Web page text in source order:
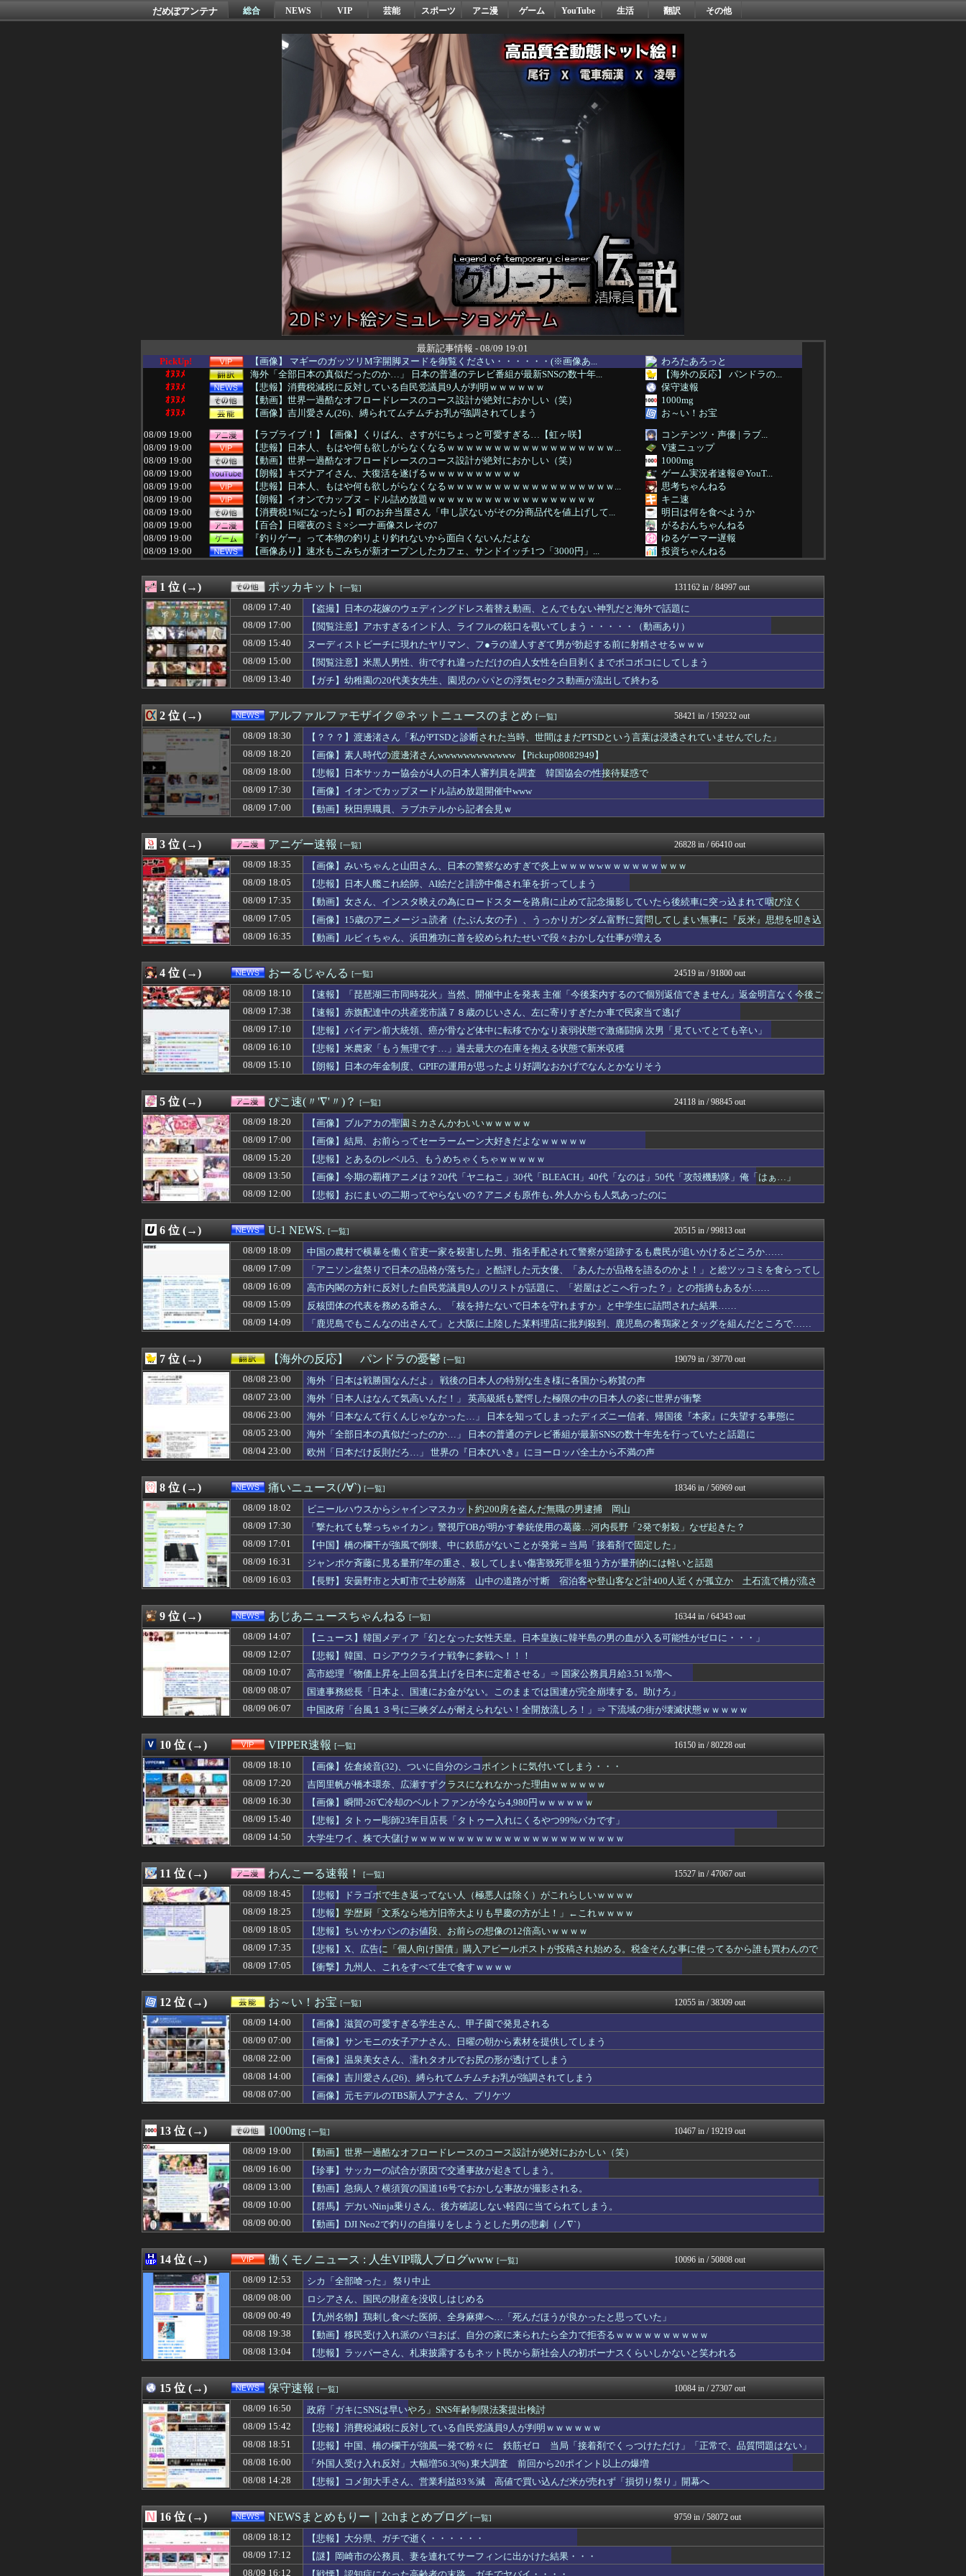
だめぽアンテナ 総合 NEWS VIP 芸能 スポーツ アニ漫 ゲーム YouTube 生活 翻訳 その他
最新記事情報 - 08/09 19:01
PickUp!
【画像】 マギーのガッツリM字開脚ヌードを御覧ください・・・・・・(※画像あ...
わろたあろっと
ｵﾇﾇﾒ
海外「全部日本の真似だったのか…」 日本の普通のテレビ番組が最新SNSの数十年...
【海外の反応】 パンドラの...
ｵﾇﾇﾒ
【悲報】消費税減税に反対している自民党議員9人が判明ｗｗｗｗｗｗ
保守速報
ｵﾇﾇﾒ
【動画】世界一過酷なオフロードレースのコース設計が絶対におかしい（笑）
1000mg
ｵﾇﾇﾒ
【画像】吉川愛さん(26)、縛られてムチムチお乳が強調されてしまう
お～い！お宝
08/09 19:00
【ラブライブ！】【画像】くりぱん、さすがにちょっと可愛すぎる…【虹ヶ咲】
コンテンツ・声優 | ラブ...
08/09 19:00
【悲報】日本人、もはや何も欲しがらなくなるｗｗｗｗｗｗｗｗｗｗｗｗｗｗｗｗｗｗ...
V速ニュップ
08/09 19:00
【動画】世界一過酷なオフロードレースのコース設計が絶対におかしい（笑）
1000mg
08/09 19:00
【朗報】キズナアイさん、大復活を遂げるｗｗｗｗｗｗｗｗｗｗ
ゲーム実況者速報＠YouT...
08/09 19:00
【悲報】日本人、もはや何も欲しがらなくなるｗｗｗｗｗｗｗｗｗｗｗｗｗｗｗｗｗｗ...
思考ちゃんねる
08/09 19:00
【朗報】イオンでカップヌ－ドル詰め放題ｗｗｗｗｗｗｗｗｗｗｗｗｗｗｗｗｗｗ
キニ速
08/09 19:00
【消費税1%になったら】町のお弁当屋さん「申し訳ないがその分商品代を値上げして...
明日は何を食べようか
08/09 19:00
【百合】日曜夜のミミ×シーナ画像スレその7
がるおんちゃんねる
08/09 19:00
『釣りゲー』って本物の釣りより釣れないから面白くないんだよな
ゆるゲーマー遅報
08/09 19:00
【画像あり】速水もこみちが新オープンしたカフェ、サンドイッチ1つ「3000円」...
投資ちゃんねる
08/09 19:00
旦那の精神が子供に近いことに気づいた。おじゃる丸を見て大爆笑してた
かぞくちゃんねる
08/09 19:00
クソ男「専業主婦は昼間寝てられていいよなぁ。俺なんか忙しくて寝る暇ねーもん。ど...
すまいる(^-^)ぶろぐ
08/09 19:00
【台湾】長崎式典の参加者格下げ 席が「使節団区域外」と抗議 「中国に追従...
みそパンNEWS
08/09 19:00
絵師「このイラストを描く過程をタイムラプスで動画にしました！」→とんでもないも...
オレ的ゲーム速報＠刃
08/09 18:59
【悲報】ファン付き作業着使用男性、熱中症で死亡 スポーツドリンクやゼリー飲料持...
かせまと！
08/09 18:57
【巨乳画像】日本一告白された黒嵜菜々子、おっぱい水着グラビアがエッチすぎるww...
もきゅ速(*´ω`*)人(...
08/09 18:57
なぜフランス人はこれほど日本が好きなのか？…中国ネット「中国と北朝鮮を除いて日...
軍事・ミリタリー速報☆彡
08/09 18:56
世界の繊維印刷・染色用添加剤市場、2032年には60億米ドル規模へ拡大予測 &...
ファ板速報
08/09 18:56
株式会社UnReactがShopify向けECアプリ「UR:Compare＆S...
08/09 18:55
所得連動給付、公金受取口座登録者の申請不要…自治体の事務負担軽減へ 法整備検討...
国難にあってもの申す！！
08/09 18:50
テスラ、26年中に日本の納車拠点を6割増 販売急増による混乱収拾へ
ゆめ痛 -自動車まとめブロ...
08/09 18:50
自転車屋でボッタクられた
思考ちゃんねる
08/09 18:49
【画像】MEGUMI(42)の爆乳、健在だったｗｗｗｗｗｗｗｗｗ
なんJミュージアム
08/09 18:48
【悲報】Steamさん「オススメできません(300時間プレイ済)」←こういうレ...
08/09 18:47
Twitterにいる「サブカルなんでも雑語りおじさん」の正体ｗｗｗｗｗｗｗｗ
08/09 18:45
【画像】咲-Saki-、もうめちゃくちゃ
VIPワイドガイド
08/09 18:45
自転車屋でボッタクられた
V速ニュップ
08/09 18:45
【画像】咲-Saki-、もうめちゃくちゃ
08/09 18:43
【悲報】ショートスリーパー堀、誹謗中傷を受けて突然泣き出すｗｗｗｗｗｗｗｗ
なんJ PRIDE
08/09 18:42
【朗報】X、既存の収益化プログラムを終了 インプレゾンビ死滅か
ゴールデンタイムズ
08/09 18:41
【画像】速水もこみちが新オープンしたカフェ、サンドイッチ1つ3000円wwww...
アナ速‐女子アナ画像速報
08/09 18:41
Amazon、楽天で見つけた特価品あれこれ
かせまと！
08/09 18:40
久しぶりに見た！相変わらず凄い針金アート！！！【乃木坂46】
08/09 18:40
【男と女】同棲してる彼氏に「生理用品をトイレに置くのやめてほしい。友達が遊びに...
結婚・恋愛ニュースぷらす
08/09 18:40
【画像】マツダが黒字転換！！CX-5がバカ売れｗｗｗｗｗｗ
スコールちゃんねる｜２ちゃ...
08/09 18:40
長崎市平和祈念式典で台湾駐日代表を冷遇「核兵器開発計画を拡張している中国の意向...
にゅーすアルー！
08/09 18:39
【悲報】ワイの元カノ、風俗で見つかる。。
うしみつ-5chまとめ-
08/09 18:35
【画像】芋臭い田舎”JK”が垢抜けた結果、一同驚愕ｗｗｗｗｗｗｗｗｗｗｗｗ
不思議.net - 5ch...
08/09 18:35
【画像】みいちゃんと山田さん、日本の警察なめすぎで炎上ｗｗｗｗwｗｗｗｗｗｗｗ...
アニゲー速報
08/09 18:34
【画像】アメリカ人はこういうケツの女がモテモテらしいwwwwwww
筋肉速報
08/09 18:33
女だけどバイト先でいじめられてて辛い
ふぇー速
例の「琵琶湖三市同時花火」新展開
かせまと！
08/09 18:33
事務のシングルマザー(34)「ホテル行こ♡♡」→性欲がヤバ過ぎな女にナマで勃起...
えっ!?またここのサイト?
08/09 18:33
村上宗隆の本塁打率にMLBファン騒然！←「ベーブ・ルースよりも上」（海外の反応...
08/09 18:32
【画像】男の娘で抜いたら濃いのが出た
いたしん！
08/09 18:31
韓国人「レビューサイトの評価で見る日本と韓国の違いがこちら・・・」
08/09 18:31
ガンプラって作るの面倒くさくね
カンダタ速報
08/09 18:30
◆悲報◆藤枝MyFC率いる槙野智章監督、プラカードでおかしなサインを出し始めて...
WorldFootball...
08/09 18:30
靖国神社、コスプレ軍装を禁止へ・・・
08/09 18:30
【ウマ娘】オリジナル作品でトレーナーを反映させたキャラクターを出したらリアリテ...
ゴルシch.｜ウマ娘まとめ...
08/09 18:30
【？？？】渡邊渚さん「私がPTSDと診断された当時、世間はまだPTSDという言...
アルファルファモザイク＠ネ...
08/09 18:30
【悲報】令和最新の浴衣、痴女呼ばわりされる
08/09 18:30
【FEH】game-iのどんぶり勘定だけど愚弟シャドウズの売上やばすぎるｗｗｗ...
ルフレch. - ファイア...
08/09 18:30
松井秀喜の凄さは31本塁打ではなく、高打率で打点稼ぐ安定感こそが最大の武器だっ...
日刊やきう速報
08/09 18:30
【デレマス】渋谷凛「プロデューサーは何派？」
プロデューサーさんっ！SS...
08/09 18:30
【モンハンワイルズ】傷なんか早いもん勝ちだから勝手に壊していいの？マナー守るべ...
08/09 18:30
「I’ll be back が言えないので I will be b...
みんな知ってた？【海外の反...
08/09 18:30
【悲報】バスローブ着てタバコ吸いながら記者会見する奴ｗｗｗｗｗｗｗｗｗｗｗｗｗ...
キニ速
【画像】tuki.、お乳の始まり解禁
まとめCUP
08/09 18:29
【画像】かくとうタイプのあの人気ポケモン、エッチなフィギュアになる
漫画まとめ速報
08/09 18:29
「セルフレジは便利」のはずだったのに…誰もが感じる「使いづらさ」がなくならない...
日本第一！ニュース録
08/09 18:28
【素ちゃん】ちゃんひなの大食い企画ｷﾀ━━━━━(ﾟ∀ﾟ)━━━━━━ !!!...
AKB48タイムズ（AKB...
08/09 18:28
【カードキャプターさくら】コトブキヤ「木之本桜 [包囲(シージュ)]コスチュー...
fig速
08/09 18:27
電源タップの寿命の目安は3～5年です←これマジ？
ぶる速-VIP
08/09 18:25
【CBC賞】フロムダスク＆中井騎手がｷﾀ━━━━(ﾟ∀ﾟ)━━━━!!
ハロン棒ch
08/09 18:25
【悲報】学歴厨「文系なら地方旧帝大よりも早慶の方が上！」←これｗｗｗｗ
08/09 18:20
【画像】ブルアカの聖園ミカさんかわいいｗｗｗｗｗ
08/09 18:20
【画像】素人時代の渡邊渚さんwwwwwwwwwwww 【Pickup08082...
アルファルファモザイク＠ネ...
08/09 18:20
高市早苗さん（34）「少なくとも私自身は（戦争）当事者とはいえない世代ですから...
もえるあじあ(･∀･)
コイツらってホウエン以外にもそれぞれ封印されてる感じ結構量産されてたのかな
アルセウス速報＠ポケモンま...
08/09 18:20
【韓国サッカー協会】 外国人審判約10人に性的接待か…14～15年前のW杯・五...
キムチ速報
08/09 18:19
【画像】もうこれくらいの外人でいいから交尾したいｗｗｗ
じわ速 芸能ニュースまとめ
08/09 18:18
【衝撃】ワイ、軽貨物ドライバーという職業を知るｗｗｗｗｗ
08/09 18:18
【画像】最強の休日を貼る
りぷらい速報
08/09 18:15
【速報】上田綺世獲得へ、トルコのガラタサライが巨額オファーキターｗｗｗｗｗｗ
08/09 18:15
3歳の記憶で語られても 〜 長崎の語り部のお爺ちゃん(84)、学生に『日本も核...
08/09 18:13
炭水化物を抜いて毎日水を2L飲むと、肌の質が本当に違う！
ダイエット速報＠2ちゃんね...
08/09 18:13
【悲報】八王子の夏祭り、衛生管理終わってた
キニ速
08/09 18:13
台風15号｢チャンホン｣の進路なんやねんこれ
理想ちゃんねる
08/09 18:12
【速報】32歳の俺、家政婦を雇ったら告白されたwwwww
浮気ちゃんねる
08/09 18:12
【悲報】大分県、ガチで逝く・・・・・・
NEWSまとめもりー｜2c...
08/09 18:12
【FF14】クレセントアイル民「CEにタンクが多すぎて6分以上かかるのが多くな...
馬鳥速報
08/09 18:11
GPSを利用したゲーム思いついた
かせまと！
08/09 18:10
【画像】佐倉綾音(32)、ついに自分のシコポイントに気付いてしまう・・・
VIPPER速報
08/09 18:10
琵琶湖三市同時花火大会、開催中止を発表 場所時刻不明・許可なし・交通整理なし・...
ガハろぐNewsヽ(･ω･...
「サウダージ」とかいうサウダージでしか聞いたことない言葉・・・
【衝撃】ガチ勢同士のボンバーマン、凄いｗｗｗｗ
デジタルニューススレッド
08/09 18:10
【画像】テレ東の深夜がスゴイ、セクシー女優のナマ乳をモロ流し
まとめ芸能＠美女画像まとめ...
08/09 18:10
🔴悲報🔴リアルみいちゃん、共産党の街宣で見つかる（※画像あり）
ラビット速報
08/09 18:10
【速報】「琵琶湖三市同時花火」当然、開催中止を発表 主催「今後案内するので個別...
おーるじゃんる
08/09 18:09
【画像】運動後にぐったりしてる女子高生さんたちｗｗｗｗｗｗｗｗｗ
うしみつ-5chまとめ-
08/09 18:09
警視庁の担当者「飯塚幸三を逮捕しなくていい理由を考えるために1000ページもの...
コノユビニュース｜みんなの...
08/09 18:09
夫が電車を間違えるのが不思議だ。方向感覚をつかさどる何かが駄目なのか
おうち速報
08/09 18:09
中国の農村で横暴を働く官吏一家を殺害した男、指名手配されて警察が追跡するも農民...
08/09 18:09
【悲報】『鶏刺し』を食べた医師、全身麻痺へ
08/09 18:08
【悲報】国民民主党代表選、玉木雄一郎氏と30歳若手の一騎打ちへ → 榛葉幹事長...
政経ワロスまとめニュース♪
08/09 18:08
赤旗配達中の共産党市議（７８）、車で民家当て逃げ
08/09 18:07
【朗報】ゲッコーモリアさん、ガチでカイドウと渡り合っていたｗｗｗｗｗｗｗｗｗｗ...
08/09 18:06
息子がウザすぎる。こいつのせいで嫁との日々が薄れてるんだけど…初恋のあの時みた...
修羅場ライフ速報
08/09 18:06
【画像】女さん「彼氏が強制わいせつで捕まって謝罪の手紙が来た」ﾊﾟｼｬｯ
まにゅそく 2chまとめニ...
08/09 18:05
【画像】TWICE・モモ(30)、またしてもセクシーボデーを披露ｗｗｗｗｗｗｗ...
不思議.net - 5ch...
08/09 18:05
韓国人「一般的な日本人が考えていることがこちら…」→「えっ？？？？？？？？？？...
海外トークログ
08/09 18:05
ライチュウ「ピチューとピカチュウより圧倒的に強いですｗｗ」←こいつが不人気な理...
08/09 18:05
【愕然】念願の彼女できたんだけど・・・・・・とんでもない素性が見えてきた・・・...
08/09 18:05
【悲報】「エロアニメ」が一向に進化しない理由ｗｗｗ
アニチャット
08/09 18:05
【悲報】ちいかわパンのお値段、お前らの想像の12倍高いｗｗｗｗ
職場で電話を取った新入社員の女子がヒワイなことを言われてショックを受けたことが...
子育てちゃんねる
【悲報】日本人艦これ絵師、AI絵だと誹謗中傷され筆を折ってしまう
08/09 18:04
沖縄のラーメン二郎、台風で野菜を仕入れられず「ヤサイナシ二郎」を提供
ゴールデンタイムズ
08/09 18:04
【悲報】最近の物価、上がりすぎて何も買えなくなるwww
資格ちゃんねる
08/09 18:04
【悲報】ケニアのスイカ、あまりにも薄過ぎるwww
フィルダースチョイス
08/09 18:04
お前らが見てきた中でアニメ史上最高の最終回EDと言えばｗｗｗ
08/09 18:04
韓国人「日本夏の甲子園で意外に今年から初めて許可された事」
08/09 18:03
【遊戯王】Fカップは結局「ドラテ」最強ってマジ？
遊戯王マスターデュエルまと...
08/09 18:03
【驚愕】インドネシアに「ドラえもん」が１６人いるｗｗｗｗｗｗｗｗｗｗｗ
watch＠２ちゃんねる
08/09 18:03
【悲報】岡本和真さん、出塁率2割台に突入
08/09 18:03
父と浮気相手の待ち合わせ場所に行って「偶然だね、その人誰？」と知らないふりをし...
08/09 18:02
【ガンプラ】成型色が変なキットと言えばHGローゼンズール
GUNDAM.LOG｜ガン...
08/09 18:02
ビニールハウスからシャインマスカット約200房を盗んだ無職の男逮捕 岡山
痛いニュース(ﾉ∀`)
08/09 18:02
【朗報】櫻坂46、デカい3人が集まった結果こうなる
乃木坂46まとめ 乃木りん...
08/09 18:02
『ほの暮しの庭』Switch2「2.2万本」 Switch「1.2万」 PS5...
08/09 18:01
ノートPCのメモリ足りない
08/09 18:01
【悲報】ASDワイ、他人を怒らせすぎてどんな優しそうな人の怒り顔も余裕で想像で...
凹凸ちゃんねる 発達障害・...
08/09 18:01
【最初のトロフィー取るまでやってみた】カワイイけどクセ強なロジックパズル『Is...
PlaySphere | ...
08/09 18:01
【ウマ娘】ケンタッキーのダンツの風貌がなんか怪しいお店みたいだな…
08/09 18:01
【カープ実況】鈴木健矢(ブルペンデー)vs片山皓心【広島-DeNA/横浜スタジ...
08/09 18:01
ギャルズと初めての宿泊旅行☆
ニュー速VIPブログ(`･...
08/09 18:01
【グラボ】物がありません返金は今後あり得ると思ってるのでサブの用意はしておこう...
PCパーツまとめ
08/09 18:01
【ウマ娘】大人になればなるほど心に染みるターボの名言…また明日も遊ぼうな…
ウマ娘まとめ速報うまろぐ
08/09 18:00
『DQ4』、『FF9』みたいな攻撃魔法はこのキャラって決まってるゲームが好き
ゆるゲーマー遅報
08/09 18:00
ソニーAAA『マーベル闘魂』、2日目ですでに同接3割減
08/09 18:00
#韓国質問サイト 『なんで核を作るのにアメリカの同意が必要なのか？』、『許可な...
08/09 18:00
お高いテント、盗まれそうで怖くない？
登山ちゃんねる
08/09 18:00
【悲報】パチンカスさん「客のデータを収集し出玉を全て管理。それがホールコンピュ...
パチンコ・パチスロ.com
08/09 18:00
【画像】イオンでカップヌードル詰め放題開催中www
ラーメン速報｜2chまとめ...
08/09 18:00
【日向坂46】三期生ライブ、セトリはこうなる模様
日向坂46まとめもり～
08/09 18:00
原神そうとう極めてるガチ勢なんやが見てくれ
ゲーム実況者速報＠YouT...
08/09 18:00
【櫻坂46】Buddies、ライブ会場で写真撮影に応じた結果・・・ 櫻坂46まとめもり～
1 位 (→) ポッカキット [一覧] 131162 in / 84997 out
08/09 17:40
【盗撮】日本の花嫁のウェディングドレス着替え動画、とんでもない神乳だと海外で話題に
08/09 17:00
【閲覧注意】アホすぎるインド人、ライフルの銃口を覗いてしまう・・・・・（動画あり）
08/09 15:40
ヌーディストビーチに現れたヤリマン、フ●ラの達人すぎて男が勃起する前に射精させるｗｗｗ
08/09 15:00
【閲覧注意】米黒人男性、街ですれ違っただけの白人女性を白目剥くまでボコボコにしてしまう
08/09 13:40
【ガチ】幼稚園の20代美女先生、園児のパパとの浮気セ○クス動画が流出して終わる
2 位 (→) アルファルファモザイク＠ネットニュースのまとめ [一覧] 58421 in / 159232 out
08/09 18:30
【？？？】渡邊渚さん「私がPTSDと診断された当時、世間はまだPTSDという言葉は浸透されていませんでした」
08/09 18:20
【画像】素人時代の渡邊渚さんwwwwwwwwwwww 【Pickup08082949】
08/09 18:00
【悲報】日本サッカー協会が4人の日本人審判員を調査 韓国協会の性接待疑惑で
08/09 17:30
【画像】イオンでカップヌードル詰め放題開催中www
08/09 17:00
【動画】秋田県職員、ラブホテルから記者会見ｗ
3 位 (→) アニゲー速報 [一覧] 26828 in / 66410 out
08/09 18:35
【画像】みいちゃんと山田さん、日本の警察なめすぎで炎上ｗｗｗｗwｗｗｗｗｗｗｗｗｗ
08/09 18:05
【悲報】日本人艦これ絵師、AI絵だと誹謗中傷され筆を折ってしまう
08/09 17:35
【動画】女さん、インスタ映えの為にロードスターを路肩に止めて記念撮影していたら後続車に突っ込まれて咽び泣く
wwwwwwwwwwwwwww
08/09 17:05
【画像】15歳のアニメージュ読者（たぶん女の子）、うっかりガンダム富野に質問してしまい無事に『反米』思想を叩き込
まれる…
08/09 16:35 【動画】ルビィちゃん、浜田雅功に首を絞められたせいで段々おかしな仕事が増える
4 位 (→) おーるじゃんる [一覧] 24519 in / 91800 out
08/09 18:10
【速報】「琵琶湖三市同時花火」当然、開催中止を発表 主催「今後案内するので個別返信できません」返金明言なく今後ご
案内で終わる
08/09 17:38
【速報】赤旗配達中の共産党市議７８歳のじいさん、左に寄りすぎたか車で民家当て逃げ
08/09 17:10
【悲報】バイデン前大統領、癌が骨など体中に転移でかなり衰弱状態で激痛闘病 次男「見ていてとても辛い」
08/09 16:10
【悲報】米農家「もう無理です…」過去最大の在庫を抱える状態で新米収穫
08/09 15:10
【朗報】日本の年金制度、GPIFの運用が思ったより好調なおかげでなんとかなりそう
5 位 (→) ぴこ速(〃'∇'〃)？ [一覧] 24118 in / 98845 out
08/09 18:20
【画像】ブルアカの聖園ミカさんかわいいｗｗｗｗｗ
08/09 17:00
【画像】結局、お前らってセーラームーン大好きだよなｗｗｗｗｗ
08/09 15:20
【悲報】とあるのレベル5、もうめちゃくちゃｗｗｗｗｗ
08/09 13:50
【画像】今期の覇権アニメは？20代「ヤニねこ」30代「BLEACH」40代「なのは」50代「攻殻機動隊」俺「はぁ…」
08/09 12:00
【悲報】おにまいの二期ってやらないの？アニメも原作も､外人からも人気あったのに
6 位 (→) U-1 NEWS. [一覧] 20515 in / 99813 out
08/09 18:09
中国の農村で横暴を働く官吏一家を殺害した男、指名手配されて警察が追跡するも農民が追いかけるどころか……
08/09 17:09
「アニソン盆祭りで日本の品格が落ちた」と酷評した元女優、「あんたが品格を語るのかよ！」と総ツッコミを食らってし
まい……
08/09 16:09
高市内閣の方針に反対した自民党議員9人のリストが話題に、「岩屋はどこへ行った？」との指摘もあるが……
08/09 15:09
反核団体の代表を務める爺さん、「核を持たないで日本を守れますか」と中学生に詰問された結果……
08/09 14:09
「鹿児島でもこんなの出さんて」と大阪に上陸した某料理店に批判殺到、鹿児島の養鶏家とタッグを組んだところで……
7 位 (→) 【海外の反応】 パンドラの憂鬱 [一覧] 19079 in / 39770 out
08/08 23:00
海外「日本は戦勝国なんだよ」 戦後の日本人の特別な生き様に各国から称賛の声
08/07 23:00
海外「日本人はなんて気高いんだ！」 英高級紙も驚愕した極限の中の日本人の姿に世界が衝撃
08/06 23:00
海外「日本なんて行くんじゃなかった…」 日本を知ってしまったディズニー信者、帰国後『本家』に失望する事態に
08/05 23:00
海外「全部日本の真似だったのか…」 日本の普通のテレビ番組が最新SNSの数十年先を行っていたと話題に
08/04 23:00
欧州「日本だけ反則だろ…」 世界の『日本びいき』にヨーロッパ全土から不満の声
8 位 (→) 痛いニュース(ﾉ∀`) [一覧] 18346 in / 56969 out
08/09 18:02
ビニールハウスからシャインマスカット約200房を盗んだ無職の男逮捕 岡山
08/09 17:30
「撃たれても撃っちゃイカン」警視庁OBが明かす拳銃使用の葛藤…河内長野「2発で射殺」なぜ起きた？
08/09 17:01
【中国】橋の欄干が強風で倒壊、中に鉄筋がないことが発覚＝当局「接着剤で固定した」
08/09 16:31
ジャンポケ斉藤に見る量刑7年の重さ、殺してしまい傷害致死罪を狙う方が量刑的には軽いと話題
08/09 16:03
【長野】安曇野市と大町市で土砂崩落 山中の道路が寸断 宿泊客や登山客など計400人近くが孤立か 土石流で橋が流さ
9 位 (→) あじあニュースちゃんねる [一覧] 16344 in / 64343 out
08/09 14:07
【ニュース】韓国メディア「幻となった女性天皇。日本皇族に韓半島の男の血が入る可能性がゼロに・・・」
08/09 12:07
【悲報】韓国、ロシアウクライナ戦争に参戦へ！！！
08/09 10:07
高市総理「物価上昇を上回る賃上げを日本に定着させる」⇒ 国家公務員月給3.51％増へ
08/09 08:07
国連事務総長「日本よ、国連にお金がない。このままでは国連が完全崩壊する。助けろ」
08/09 06:07
中国政府「台風１３号に三峡ダムが耐えられない！全開放流しろ！」⇒ 下流域の街が壊滅状態ｗｗｗｗｗ
10 位 (→) VIPPER速報 [一覧] 16150 in / 80228 out
08/09 18:10
【画像】佐倉綾音(32)、ついに自分のシコポイントに気付いてしまう・・・
08/09 17:20
吉岡里帆が橋本環奈、広瀬すずクラスになれなかった理由ｗｗｗｗｗｗ
08/09 16:30
【画像】瞬間-26℃冷却のベルトファンが今なら4,980円ｗｗｗｗｗｗ
08/09 15:40
【悲報】タトゥー彫師23年目店長「タトゥー入れにくるやつ99%バカです」
08/09 14:50
大学生ワイ、株で大儲けｗｗｗｗｗｗｗｗｗｗｗｗｗｗｗｗｗｗｗｗｗｗｗ
11 位 (→) わんこーる速報！ [一覧] 15527 in / 47067 out
08/09 18:45
【悲報】ドラゴボで生き返ってない人（極悪人は除く）がこれらしいｗｗｗｗ
08/09 18:25
【悲報】学歴厨「文系なら地方旧帝大よりも早慶の方が上！」←これｗｗｗｗ
08/09 18:05
【悲報】ちいかわパンのお値段、お前らの想像の12倍高いｗｗｗｗ
08/09 17:35
【悲報】X、広告に「個人向け国債」購入アピールポストが投稿され始める。税金そんな事に使ってるから誰も買わんので
はｗｗｗｗ
08/09 17:05 【衝撃】九州人、これをすべて生で食すｗｗｗｗ
12 位 (→) お～い！お宝 [一覧] 12055 in / 38309 out
08/09 14:00
【画像】滋賀の可愛すぎる学生さん、甲子園で発見される
08/09 07:00
【画像】サンモニの女子アナさん、日曜の朝から素材を提供してしまう
08/08 22:00
【画像】温泉美女さん、濡れタオルでお尻の形が透けてしまう
08/08 14:00
【画像】吉川愛さん(26)、縛られてムチムチお乳が強調されてしまう
08/08 07:00
【画像】元モデルのTBS新人アナさん、プリケツ
13 位 (→) 1000mg [一覧] 10467 in / 19219 out
08/09 19:00
【動画】世界一過酷なオフロードレースのコース設計が絶対におかしい（笑）
08/09 16:00
【珍事】サッカーの試合が原因で交通事故が起きてしまう。
08/09 13:00
【動画】急病人？横須賀の国道16号でおかしな事故が撮影される。
08/09 10:00
【群馬】デカいNinja乗りさん、後方確認しない軽四に当てられてしまう。
08/09 00:00
【動画】DJI Neo2で釣りの自撮りをしようとした男の悲劇（ノ∇`）
14 位 (→) 働くモノニュース : 人生VIP職人ブログwww [一覧] 10096 in / 50808 out
08/09 12:53
シカ「全部喰った」 祭り中止
08/09 08:00
ロシアさん、国民の財産を没収しはじめる
08/09 00:49
【九州名物】鶏刺し食べた医師、全身麻痺へ…「死んだほうが良かったと思っていた」
08/08 19:38
【動画】移民受け入れ派のパヨおば、自分の家に来られたら全力で拒否るｗｗｗｗｗｗｗｗｗｗ
08/08 13:04
【悲報】ラッパーさん、札束披露するもネット民から新社会人の初ボーナスくらいしかないと笑われる
15 位 (→) 保守速報 [一覧] 10084 in / 27307 out
08/09 16:50
政府「ガキにSNSは早いやろ」SNS年齢制限法案提出検討
08/09 15:42
【悲報】消費税減税に反対している自民党議員9人が判明ｗｗｗｗｗｗ
08/08 18:51
【悲報】中国、橋の欄干が強風一発で粉々に 鉄筋ゼロ 当局「接着剤でくっつけただけ」「正常で、品質問題はない」
08/08 16:00
「外国人受け入れ反対」大幅増56.3(%) 東大調査 前回から20ポイント以上の爆増
08/08 14:28
【悲報】コメ卸大手さん、営業利益83％減 高値で買い込んだ米が売れず「損切り祭り」開幕へ
16 位 (→) NEWSまとめもりー｜2chまとめブログ [一覧] 9759 in / 58072 out
08/09 18:12
【悲報】大分県、ガチで逝く・・・・・・
08/09 17:12
【謎】岡崎市の公務員、妻を連れてサーフィンに出かけた結果・・・
08/09 16:12